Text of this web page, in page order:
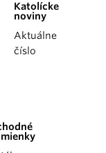
Katolícke
noviny
Aktuálne
číslo